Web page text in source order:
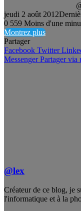
jeudi 2 août 2012
0 559 Moins d'une
Montrez plus
Partager
Facebook Twitter
Messenger Partager via
@lex
Créateur de ce blog, je
l'informatique et à la